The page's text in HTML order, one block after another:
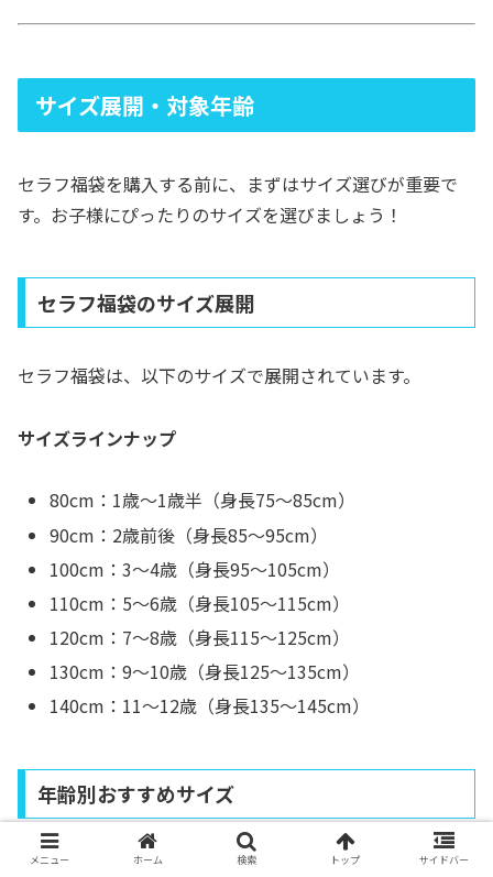
サイズ展開・対象年齢
セラフ福袋を購入する前に、まずはサイズ選びが重要で
す。お子様にぴったりのサイズを選びましょう！
セラフ福袋のサイズ展開
セラフ福袋は、以下のサイズで展開されています。
サイズラインナップ
80cm：1歳〜1歳半（身長75〜85cm）
90cm：2歳前後（身長85〜95cm）
100cm：3〜4歳（身長95〜105cm）
110cm：5〜6歳（身長105〜115cm）
120cm：7〜8歳（身長115〜125cm）
130cm：9〜10歳（身長125〜135cm）
140cm：11〜12歳（身長135〜145cm）
年齢別おすすめサイズ
お子様の成長は個人差が大きいので、身長を基準に選ぶの
メニュー ホーム 検索 トップ サイドバー